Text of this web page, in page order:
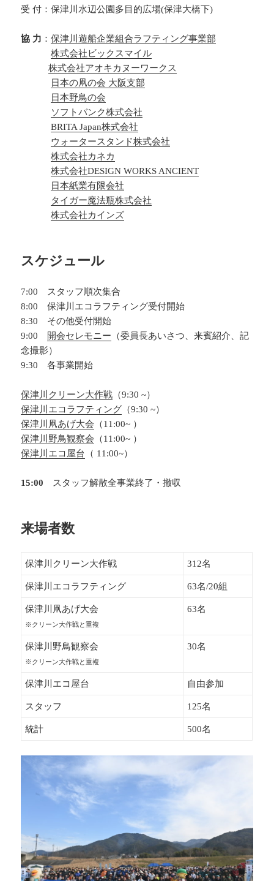
受 付：保津川水辺公園多目的広場(保津大橋下)
協 力 ：保津川遊船企業組合ラフティング事業部
株式会社ビックスマイル
株式会社アオキカヌーワークス
日本の凧の会 大阪支部
日本野鳥の会
ソフトバンク株式会社
BRITA Japan株式会社
ウォータースタンド株式会社
株式会社カネカ
株式会社DESIGN WORKS ANCIENT
日本紙業有限会社
タイガー魔法瓶株式会社
株式会社カインズ
スケジュール
7:00 スタッフ順次集合
8:00 保津川エコラフティング受付開始
8:30 その他受付開始
9:00 開会セレモニー （委員長あいさつ、来賓紹介、記
念撮影）
9:30 各事業開始
保津川クリーン大作戦 （9:30 ~）
保津川エコラフティング （9:30 ~）
保津川凧あげ大会 （11:00~ ）
保津川野鳥観察会 （11:00~ ）
保津川エコ屋台 （ 11:00~）
15:00 スタッフ解散全事業終了・撤収
来場者数
保津川クリーン大作戦 312名
保津川エコラフティング 63名/20組
保津川凧あげ大会
※クリーン大作戦と重複
63名
保津川野鳥観察会
※クリーン大作戦と重複
30名
保津川エコ屋台 自由参加
スタッフ 125名
統計 500名